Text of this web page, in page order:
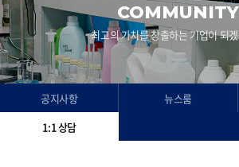
COMMUNITY
최고의 가치를 창출하는 기업이 되
공지사항 뉴스룸
1:1 상담